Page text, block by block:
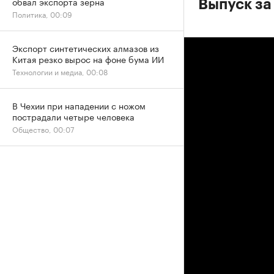
Выпуск
Политика, 00:09
Экспорт синтетических алмазов из
Китая резко вырос на фоне бума ИИ
Технологии и медиа, 00:08
В Чехии при нападении с ножом
пострадали четыре человека
Общество, 00:07